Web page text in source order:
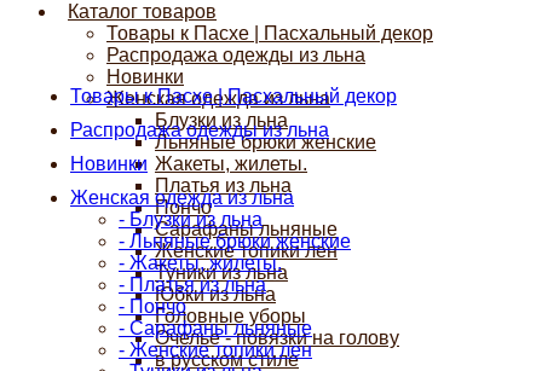
Каталог товаров
Товары к Пасхе | Пасхальный декор
Распродажа одежды из льна
Новинки
Женская одежда из льна
Блузки из льна
Льняные брюки женские
Жакеты, жилеты.
Платья из льна
Пончо
Сарафаны льняные
Женские топики лен
Туники из льна
Юбки из льна
Головные уборы
Очелье - повязки на голову
в русском стиле
Товары к Пасхе | Пасхальный декор
Распродажа одежды из льна
Новинки
Женская одежда из льна
- Блузки из льна
- Льняные брюки женские
- Жакеты, жилеты.
- Платья из льна
- Пончо
- Сарафаны льняные
- Женские топики лен